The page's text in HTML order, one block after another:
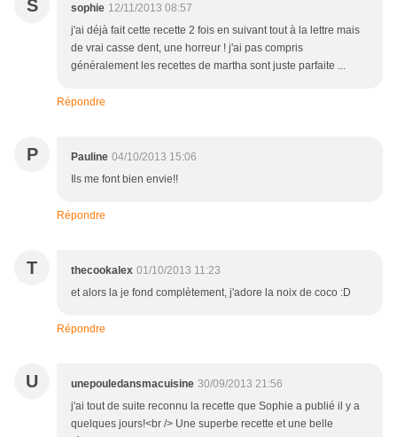
S sophie 12/11/2013 08:57
j'ai déjà fait cette recette 2 fois en suivant tout à la lettre mais
de vrai casse dent, une horreur ! j'ai pas compris
généralement les recettes de martha sont juste parfaite ...
Répondre
P Pauline 04/10/2013 15:06
Ils me font bien envie!!
Répondre
T thecookalex 01/10/2013 11:23
et alors la je fond complètement, j'adore la noix de coco :D
Répondre
U unepouledansmacuisine 30/09/2013 21:56
j'ai tout de suite reconnu la recette que Sophie a publié il y a
quelques jours!<br /> Une superbe recette et une belle